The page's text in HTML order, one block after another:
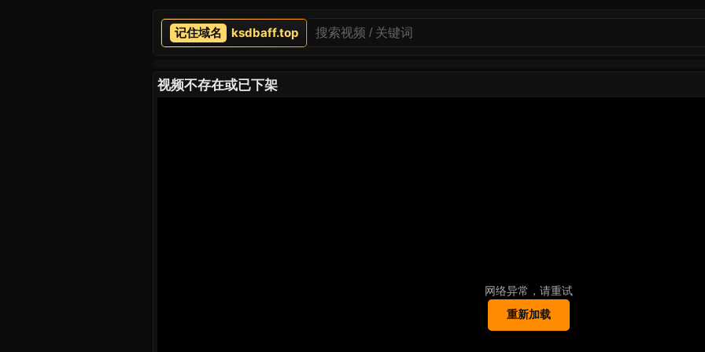
ksdbaff.top
视频不存在或已下架
网络异常，请重试
重新加载